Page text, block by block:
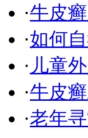
·牛皮
·如何
· 儿童
·牛皮
·老年